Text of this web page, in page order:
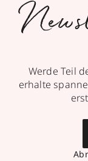
Werde Teil
erhalte